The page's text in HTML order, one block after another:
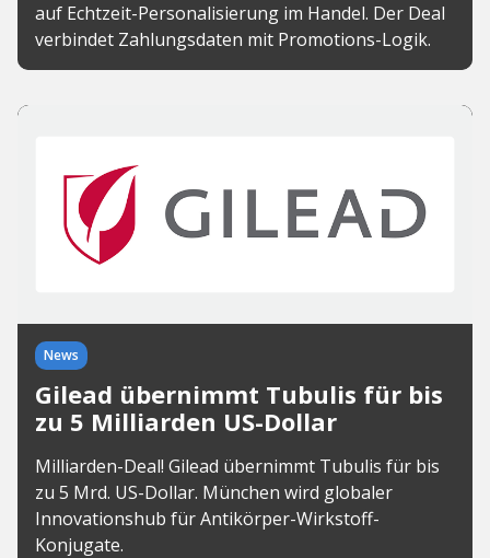
auf Echtzeit-Personalisierung im Handel. Der Deal
verbindet Zahlungsdaten mit Promotions-Logik.
News
Gilead übernimmt Tubulis für bis
zu 5 Milliarden US-Dollar
Milliarden-Deal! Gilead übernimmt Tubulis für bis
zu 5 Mrd. US-Dollar. München wird globaler
Innovationshub für Antikörper-Wirkstoff-
Konjugate.